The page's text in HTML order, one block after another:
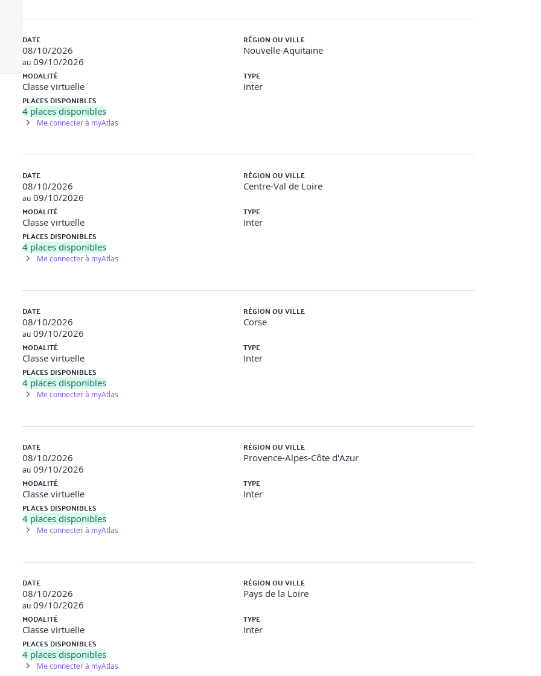
interpersonnel, intrapersonnel)
soi, Entraide)
commun
DATE
08/10/2026
au 09/10/2026
RÉGION OU VILLE
Nouvelle-Aquitaine
MODALITÉ
Classe virtuelle
TYPE
Inter
PLACES DISPONIBLES
4 places disponibles
Me connecter à myAtlas
DATE
08/10/2026
au 09/10/2026
RÉGION OU VILLE
Centre-Val de Loire
MODALITÉ
Classe virtuelle
TYPE
Inter
PLACES DISPONIBLES
4 places disponibles
Me connecter à myAtlas
DATE
08/10/2026
au 09/10/2026
RÉGION OU VILLE
Corse
MODALITÉ
Classe virtuelle
TYPE
Inter
PLACES DISPONIBLES
4 places disponibles
Me connecter à myAtlas
DATE
08/10/2026
au 09/10/2026
RÉGION OU VILLE
Provence-Alpes-Côte d'Azur
MODALITÉ
Classe virtuelle
TYPE
Inter
PLACES DISPONIBLES
4 places disponibles
Me connecter à myAtlas
DATE
08/10/2026
au 09/10/2026
RÉGION OU VILLE
Pays de la Loire
MODALITÉ
Classe virtuelle
TYPE
Inter
PLACES DISPONIBLES
4 places disponibles
Me connecter à myAtlas